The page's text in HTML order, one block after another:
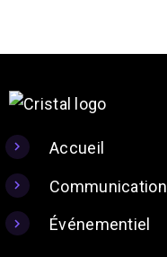
Accueil
Communication
Événementiel